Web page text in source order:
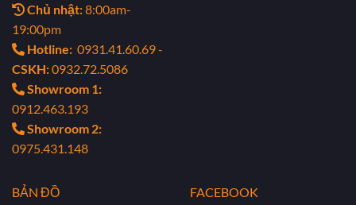
Chủ nhật:8:00am-
19:00pm
Hotline: 0931.41.60.69 -
CSKH:0932.72.5086
Showroom 1:
0912.463.193
Showroom 2:
0975.431.148
BẢN ĐỒ FACEBOOK